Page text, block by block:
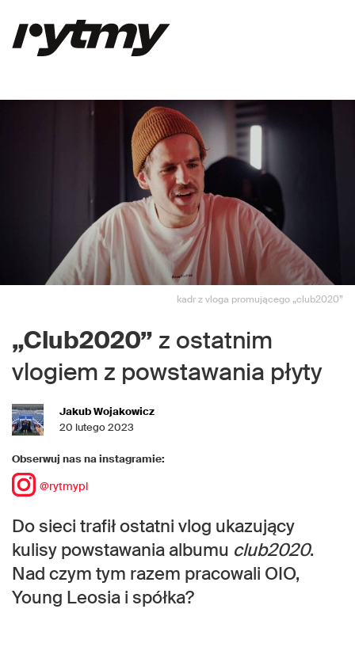
kadr z vloga promującego „club2020”
„Club2020” z ostatnim
vlogiem z powstawania płyty
Jakub Wojakowicz
20 lutego 2023
Obserwuj nas na instagramie:
@rytmypl
Do sieci trafił ostatni vlog ukazujący
kulisy powstawania albumu club2020.
Nad czym tym razem pracowali OIO,
Young Leosia i spółka?